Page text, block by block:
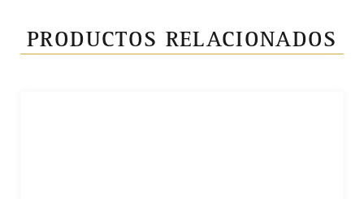
PRODUCTOS RELACIONADOS